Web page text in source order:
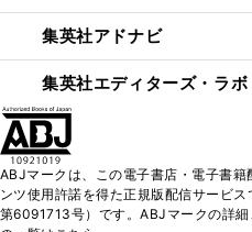
集英社アドナビ
集英社エディターズ・ラボ
ABJマークは、この電子書店・電子書
ンツ使用許諾を得た正規版配信サービ
第6091713号）です。ABJマークの詳